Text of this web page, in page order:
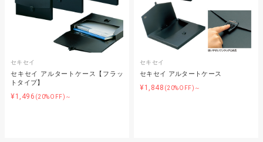
セキセイ
セキセイ アルタートケース【フラッ
トタイプ】
¥1,496 (20%OFF)～
セキセイ
セキセイ アルタートケース
¥1,848 (20%OFF)～